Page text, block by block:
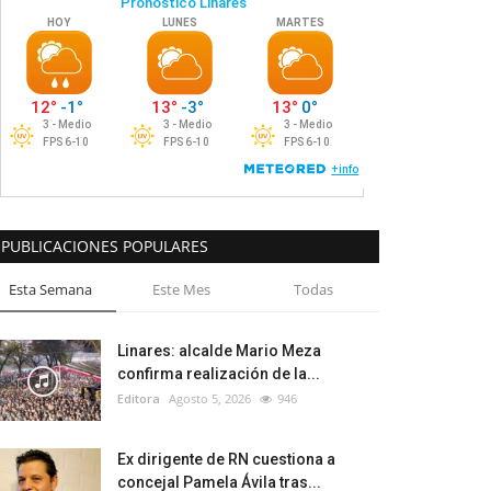
PUBLICACIONES POPULARES
Esta Semana Este Mes Todas
Linares: alcalde Mario Meza
confirma realización de la...
Editora Agosto 5, 2026 946
Ex dirigente de RN cuestiona a
concejal Pamela Ávila tras...